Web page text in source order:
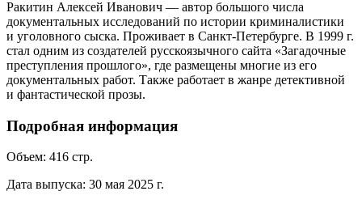
Ракитин Алексей Иванович — автор большого числа
документальных исследований по истории криминалистики
и уголовного сыска. Проживает в Санкт-Петербурге. В 1999 г.
стал одним из создателей русскоязычного сайта «Загадочные
преступления прошлого», где размещены многие из его
документальных работ. Также работает в жанре детективной
и фантастической прозы.
Подробная информация
Объем: 416 стр.
Дата выпуска: 30 мая 2025 г.